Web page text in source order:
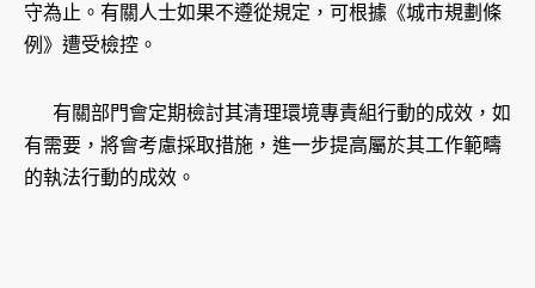
守為止。有關人士如果不遵從規定，可根據《城市規劃條
例》遭受檢控。
有關部門會定期檢討其清理環境專責組行動的成效，如
有需要，將會考慮採取措施，進一步提高屬於其工作範疇
的執法行動的成效。